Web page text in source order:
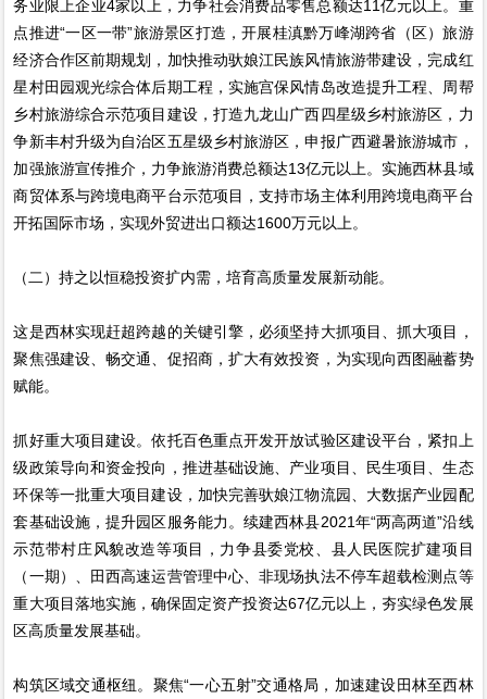
务业限上企业4家以上，力争社会消费品零售总额达11亿元以上。重
点推进“一区一带”旅游景区打造，开展桂滇黔万峰湖跨省（区）旅游
经济合作区前期规划，加快推动驮娘江民族风情旅游带建设，完成红
星村田园观光综合体后期工程，实施宫保风情岛改造提升工程、周帮
乡村旅游综合示范项目建设，打造九龙山广西四星级乡村旅游区，力
争新丰村升级为自治区五星级乡村旅游区，申报广西避暑旅游城市，
加强旅游宣传推介，力争旅游消费总额达13亿元以上。实施西林县域
商贸体系与跨境电商平台示范项目，支持市场主体利用跨境电商平台
开拓国际市场，实现外贸进出口额达1600万元以上。
（二）持之以恒稳投资扩内需，培育高质量发展新动能。
这是西林实现赶超跨越的关键引擎，必须坚持大抓项目、抓大项目，
聚焦强建设、畅交通、促招商，扩大有效投资，为实现向西图融蓄势
赋能。
抓好重大项目建设。依托百色重点开发开放试验区建设平台，紧扣上
级政策导向和资金投向，推进基础设施、产业项目、民生项目、生态
环保等一批重大项目建设，加快完善驮娘江物流园、大数据产业园配
套基础设施，提升园区服务能力。续建西林县2021年“两高两道”沿线
示范带村庄风貌改造等项目，力争县委党校、县人民医院扩建项目
（一期）、田西高速运营管理中心、非现场执法不停车超载检测点等
重大项目落地实施，确保固定资产投资达67亿元以上，夯实绿色发展
区高质量发展基础。
构筑区域交通枢纽。聚焦“一心五射”交通格局，加速建设田林至西林